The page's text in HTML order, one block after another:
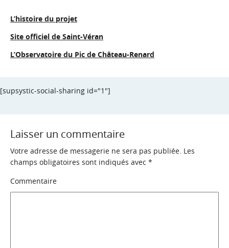
L’histoire du projet
Site officiel de Saint-Véran
L’Observatoire du Pic de Château-Renard
[supsystic-social-sharing id="1"]
Laisser un commentaire
Votre adresse de messagerie ne sera pas publiée. Les
champs obligatoires sont indiqués avec *
Commentaire